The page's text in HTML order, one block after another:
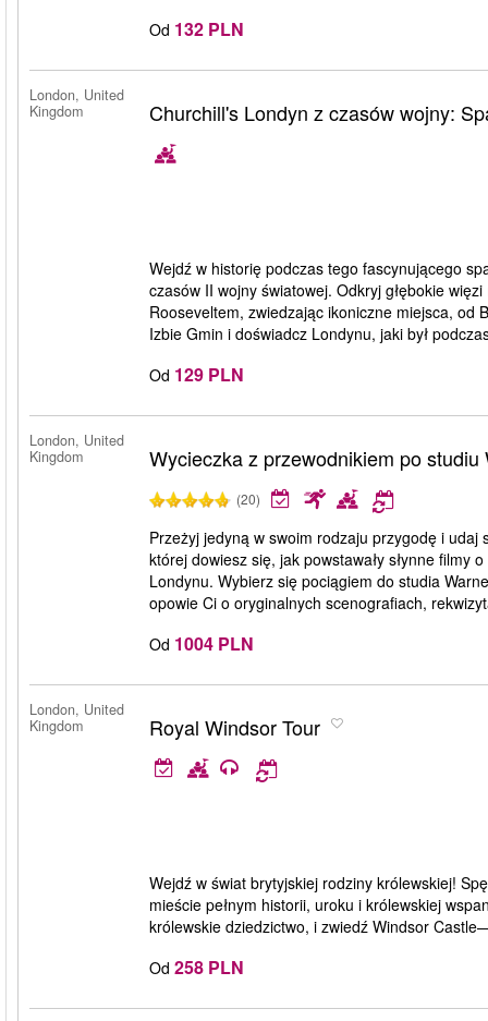
Od 132 PLN
London, United
Kingdom
Churchill's Londyn z czasów wojny:
Wejdź w historię podczas tego fascynującego
czasów II wojny światowej. Odkryj głębokie
Rooseveltem, zwiedzając ikoniczne miejsca, od
Izbie Gmin i doświadcz Londynu, jaki był
Od 129 PLN
London, United
Kingdom
Wycieczka z przewodnikiem po
(20)
Przeżyj jedyną w swoim rodzaju przygodę i
której dowiesz się, jak powstawały słynne filmy
Londynu. Wybierz się pociągiem do studia
opowie Ci o oryginalnych scenografiach,
Od 1004 PLN
London, United
Kingdom
Royal Windsor Tour
Wejdź w świat brytyjskiej rodziny królewskiej!
mieście pełnym historii, uroku i królewskiej
królewskie dziedzictwo, i zwiedź Windsor
Od 258 PLN